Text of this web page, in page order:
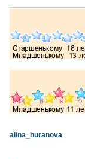
н
alina_huranova